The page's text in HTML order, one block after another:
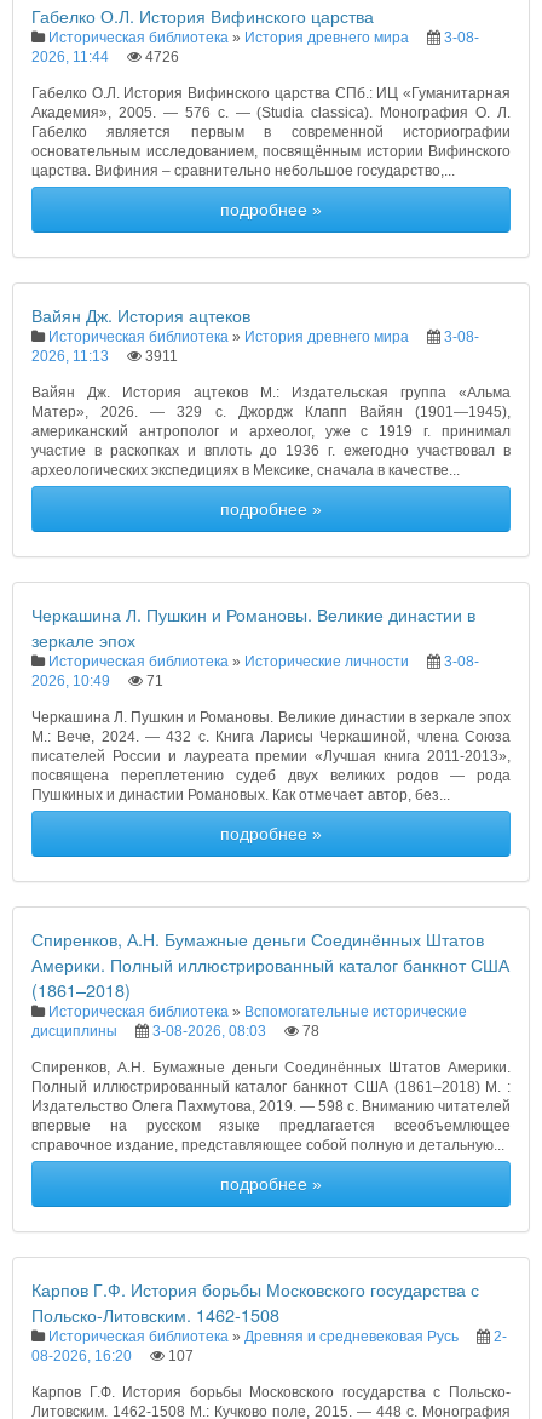
Габелко О.Л. История Вифинского царства
Историческая библиотека » История древнего мира
3-08-
2026, 11:44
4726
Габелко О.Л. История Вифинского царства СПб.: ИЦ «Гуманитарная
Академия», 2005. — 576 с. — (Studia classica). Монография О. Л.
Габелко является первым в современной историографии
основательным исследованием, посвящённым истории Вифинского
царства. Вифиния – сравнительно небольшое государство,...
подробнее »
Вайян Дж. История ацтеков
Историческая библиотека » История древнего мира
3-08-
2026, 11:13
3911
Вайян Дж. История ацтеков М.: Издательская группа «Альма
Матер», 2026. — 329 с. Джордж Клапп Вайян (1901—1945),
американский антрополог и археолог, уже с 1919 г. принимал
участие в раскопках и вплоть до 1936 г. ежегодно участвовал в
археологических экспедициях в Мексике, сначала в качестве...
подробнее »
Черкашина Л. Пушкин и Романовы. Великие династии в
зеркале эпох
Историческая библиотека » Исторические личности
3-08-
2026, 10:49
71
Черкашина Л. Пушкин и Романовы. Великие династии в зеркале эпох
М.: Вече, 2024. — 432 с. Книга Ларисы Черкашиной, члена Союза
писателей России и лауреата премии «Лучшая книга 2011-2013»,
посвящена переплетению судеб двух великих родов — рода
Пушкиных и династии Романовых. Как отмечает автор, без...
подробнее »
Спиренков, А.Н. Бумажные деньги Соединённых Штатов
Америки. Полный иллюстрированный каталог банкнот США
(1861–2018)
Историческая библиотека » Вспомогательные исторические
дисциплины
3-08-2026, 08:03 78
Спиренков, А.Н. Бумажные деньги Соединённых Штатов Америки.
Полный иллюстрированный каталог банкнот США (1861–2018) М. :
Издательство Олега Пахмутова, 2019. — 598 c. Вниманию читателей
впервые на русском языке предлагается всеобъемлющее
справочное издание, представляющее собой полную и детальную...
подробнее »
Карпов Г.Ф. История борьбы Московского государства с
Польско-Литовским. 1462-1508
Историческая библиотека » Древняя и средневековая Русь
2-
08-2026, 16:20
107
Карпов Г.Ф. История борьбы Московского государства с Польско-
Литовским. 1462-1508 М.: Кучково поле, 2015. — 448 с. Монография